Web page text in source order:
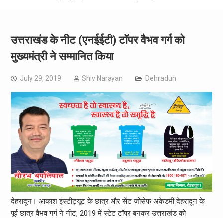
उत्तराखंड के नीट (एनईईटी) टॉपर वैभव गर्ग को
मुख्यमंत्री ने सम्मानित किया
July 29, 2019 Shiv Narayan Dehradun
देहरादून। आकाश इंस्टीट्यूट के छात्र और सेंट जोसेफ अकेडमी देहरादून के
पूर्व छात्र वैभव गर्ग ने नीट, 2019 में स्टेट टॉपर बनकर उत्तराखंड को